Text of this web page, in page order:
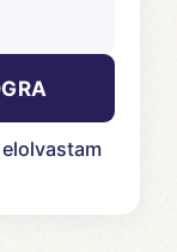
elolvastam